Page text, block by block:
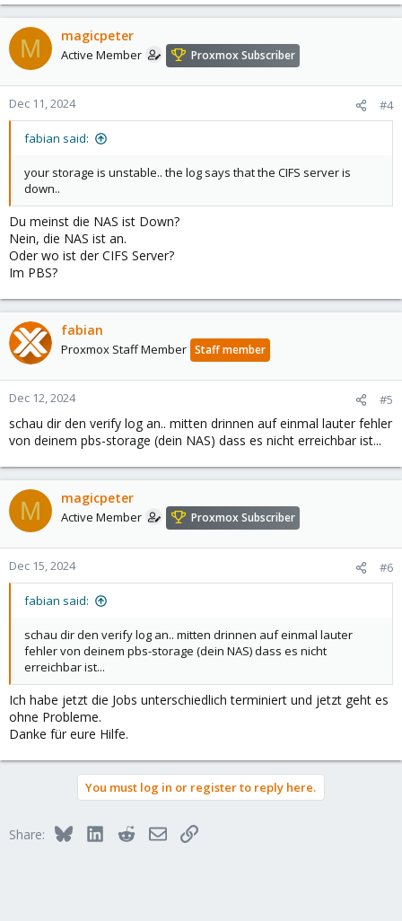
M magicpeter
Active Member Proxmox Subscriber
Dec 11, 2024 #4
fabian said:
your storage is unstable.. the log says that the CIFS server is
down..
Du meinst die NAS ist Down?
Nein, die NAS ist an.
Oder wo ist der CIFS Server?
Im PBS?
fabian
Proxmox Staff Member Staff member
Dec 12, 2024 #5
schau dir den verify log an.. mitten drinnen auf einmal lauter fehler
von deinem pbs-storage (dein NAS) dass es nicht erreichbar ist...
M magicpeter
Active Member Proxmox Subscriber
Dec 15, 2024 #6
fabian said:
schau dir den verify log an.. mitten drinnen auf einmal lauter
fehler von deinem pbs-storage (dein NAS) dass es nicht
erreichbar ist...
Ich habe jetzt die Jobs unterschiedlich terminiert und jetzt geht es
ohne Probleme.
Danke für eure Hilfe.
You must log in or register to reply here.
Share: BlueskyLinkedInRedditEmailLink